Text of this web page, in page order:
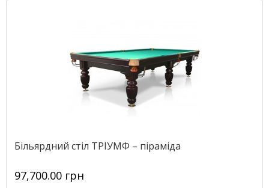
Більярдний стіл ТРІУМФ – піраміда
97,700.00 грн